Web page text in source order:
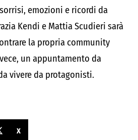
emozioni e ricordi da
Kendi e Mattia Scudieri sarà
la propria community
un appuntamento da
vivere da protagonisti.
X